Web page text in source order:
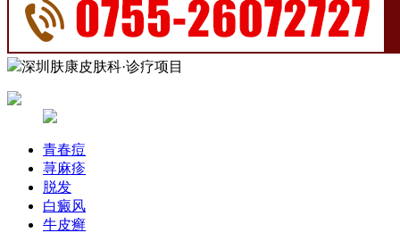
深圳肤康皮肤科·诊疗项目
青春痘
荨麻疹
脱发
白癜风
牛皮癣